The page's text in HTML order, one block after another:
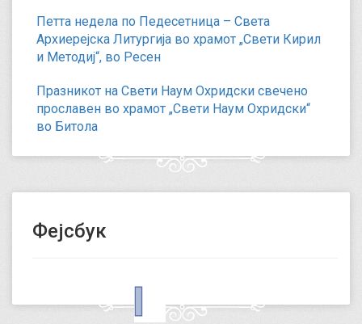
Петта недела по Педесетница – Света
Архиерејска Литургија во храмот „Свети Кирил
и Методиј“, во Ресен
Празникот на Свети Наум Охридски свечено
прославен во храмот „Свети Наум Охридски“
во Битола
Фејсбук